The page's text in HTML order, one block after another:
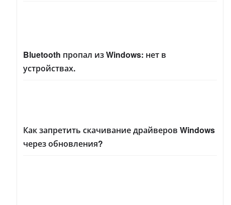
Bluetooth пропал из Windows: нет в
устройствах.
Как запретить скачивание драйверов Windows
через обновления?